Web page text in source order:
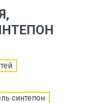
синтепон